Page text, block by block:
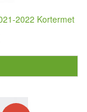
2022 Kortermet